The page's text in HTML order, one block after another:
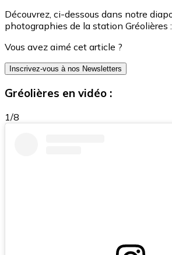
Découvrez, ci-dessous dans notre
photographies de la station Gréolières :
Vous avez aimé cet article ?
Inscrivez-vous à nos Newsletters
Gréolières en vidéo :
1/8